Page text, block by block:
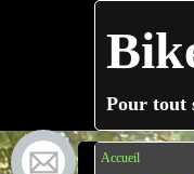
Pour tout
Accueil